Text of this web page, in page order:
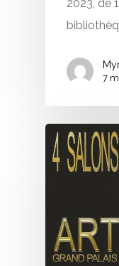
2023, de
7